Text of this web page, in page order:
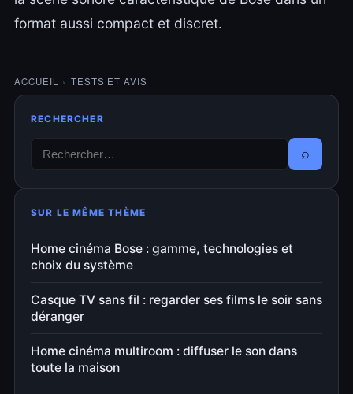
format aussi compact et discret.
ACCUEIL › TESTS ET AVIS
RECHERCHER
⌕
SUR LE MÊME THÈME
Home cinéma Bose : gamme, technologies et
choix du système
Casque TV sans fil : regarder ses films le soir sans
déranger
Home cinéma multiroom : diffuser le son dans
toute la maison